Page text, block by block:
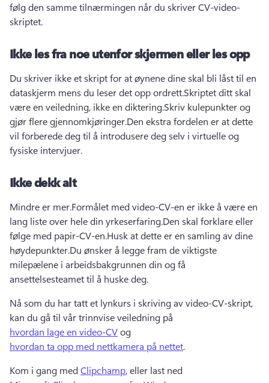
følg den samme tilnærmingen når du skriver CV-video-
skriptet.
Ikke les fra noe utenfor skjermen eller les opp
Du skriver ikke et skript for at øynene dine skal bli låst til en
dataskjerm mens du leser det opp ordrett.Skriptet ditt skal
være en veiledning, ikke en diktering.Skriv kulepunkter og
gjør flere gjennomkjøringer.Den ekstra fordelen er at dette
vil forberede deg til å introdusere deg selv i virtuelle og
fysiske intervjuer.
Ikke dekk alt
Mindre er mer.Formålet med video-CV-en er ikke å være en
lang liste over hele din yrkeserfaring.Den skal forklare eller
følge med papir-CV-en.Husk at dette er en samling av dine
høydepunkter.Du ønsker å legge fram de viktigste
milepælene i arbeidsbakgrunnen din og få
ansettelsesteamet til å huske deg.
Nå som du har tatt et lynkurs i skriving av video-CV-skript,
kan du gå til vår trinnvise veiledning på
hvordan lage en video-CV og
hvordan ta opp med nettkamera på nettet.
Kom i gang med Clipchamp, eller last ned